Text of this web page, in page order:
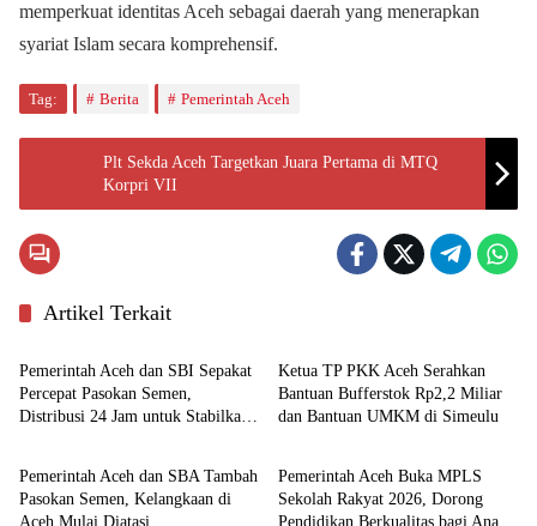
memperkuat identitas Aceh sebagai daerah yang menerapkan
syariat Islam secara komprehensif.
Tag: Berita Pemerintah Aceh
Plt Sekda Aceh Targetkan Juara Pertama di MTQ
Korpri VII
Artikel Terkait
Pemerintahan
Pemerintah Aceh dan SBI Sepakat
Percepat Pasokan Semen,
Distribusi 24 Jam untuk Stabilkan
Ketua TP PKK Aceh Serahkan
Bantuan Bufferstok Rp2,2 Miliar
dan Bantuan UMKM di Simeulu
Ekonomi
Pemerintah Aceh dan SBA Tambah
Pasokan Semen, Kelangkaan di
Aceh Mulai Diatasi
Pemerintahan
Pemerintah Aceh Buka MPLS
Sekolah Rakyat 2026, Dorong
Pendidikan Berkualitas bagi Anak